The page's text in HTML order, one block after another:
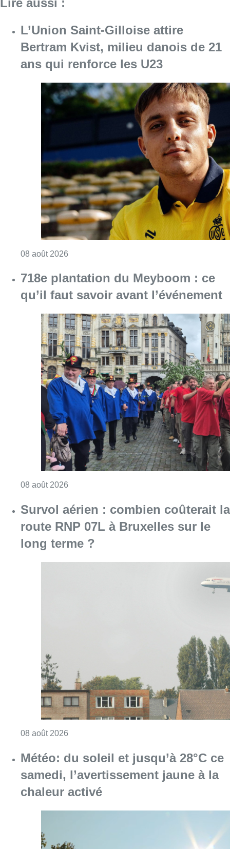
08 août 2026 Consulter l'article "L’Union Saint-Gilloise
718e plantation du Meyboom : ce
qu’il faut savoir avant l’événement
08 août 2026Consulter l'article "718e plantation du
Survol aérien : combien coûterait la
route RNP 07L à Bruxelles sur le
long terme ?
Consulter l'article "Survol aérien : combien
samedi, l’avertissement jaune à la
chaleur activé
08 août 2026Consulter l'article "Météo: du soleil et